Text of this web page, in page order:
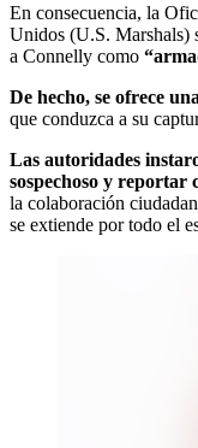
En consecuencia, la
Unidos (U.S. Marshals)
a Connelly como
De hecho, se ofrece
que conduzca a su
Las autoridades
sospechoso y reportar
la colaboración
se extiende por todo el